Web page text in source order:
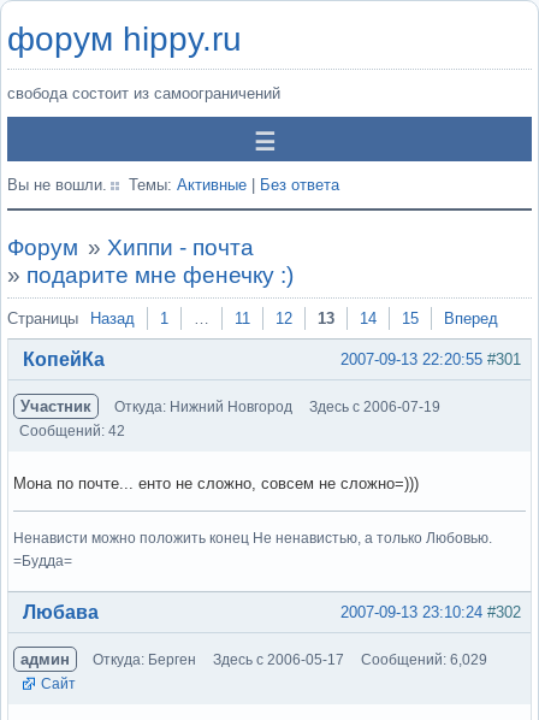
форум hippy.ru
свобода состоит из самоограничений
Вы не вошли. Темы: Активные Без ответа
Форум » Хиппи - почта
» подарите мне фенечку :)
Страницы Назад 1 … 11 12 13 14 15 Вперед
#301
2007-09-13 22:20:55
КопейКа
Участник Откуда: Нижний Новгород
Здесь с 2006-07-19
Сообщений: 42
Мона по почте... енто не сложно, совсем не сложно=)))
Ненависти можно положить конец Не ненавистью, а только Любовью.
=Будда=
Вне форума #302
2007-09-13 23:10:24
Любава
админ Откуда: Берген Здесь с 2006-05-17
Сообщений: 6,029
Сайт